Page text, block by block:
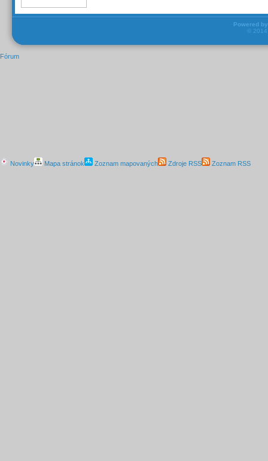
Powered by
©
Fórum
Novinky Mapa stránok Zoznam mapovaných Zdroje RSS Zoznam RSS